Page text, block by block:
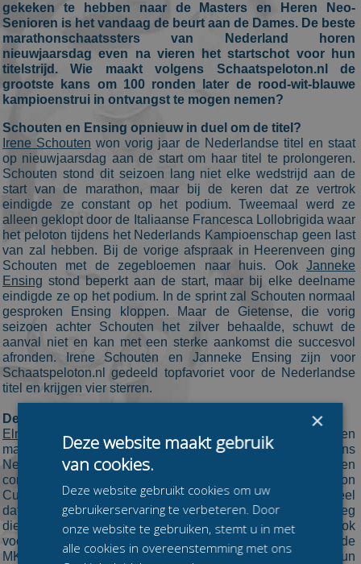
gekeken te hebben naar de Masters en Heren Neo-
Senioren is het vandaag de beurt aan de Dames. De beste
marathonschaatssters van Nederland horen
nieuwjaarsdag even na vieren het startschot voor hun
titelstrijd. Wie maakt volgens Schaatspeloton.nl de
grootste kans om 100 ronden later de rood-wit-blauwe
kampioenstrui in ontvangst te mogen nemen?
Schouten en Ensing opnieuw in duel om de titel?
Irene Schouten won vorig jaar de Nederlandse titel en staat
op nieuwjaarsdag aan de start om haar titel te prolongeren.
Schouten stond dit seizoen lang niet elke wedstrijd aan de
start van de marathon, maar bij de keren dat ze vertrok
eindigde ze constant op het podium. Tweemaal werd ze
alleen geklopt door de Italiaanse Francesca Lollobrigida waar
het peloton tijdens het Nederlands Kampioenschap geen last
van zal hebben. Bij de vorige afspraak in Heerenveen ging
Schouten met de zegebloemen naar huis. Ook Janneke
Ensing stond beperkt aan de start, maar bij elke deelname
eindigde ze op het podium. In de sprint zal Schouten normaal
gesproken Ensing kloppen. Maar de Gietense, die vorig
seizoen achter Schouten het zilver behaalde, schuwt de
aanval niet en kan met een sterke aankomst die succesvol
afronden. Irene Schouten en Janneke Ensing zijn voor
Schaatspeloton.nl gedeeld topfavoriet voor de Nederlandse
titel en krijgen vier sterren.
De schaduwfavorieten
Elma de Vries
is de derde Nederlandse die dit seizoen een
marathon en was nu alweer tien jaar geleden al eens
Nederlandse Kampioen. De 33-jarige Meppelse rijdt een
constant seizoen wat haar ook de leiding in de KPN Marathon
Cup oplevert. Voor De Vries is het bovendien een voordeel
dat zij onderdeel is van de sterke Palet Schilderwerken-ploeg
die de wedstrijd naar hun hand kunnen zetten. Dit geldt ook
voor twee andere schaduwfavorieten, al missen de
MKBasics.nl-dames bij het nationale kampioenschap hun
×
Deze website maakt gebruik
van cookies.
Deze website gebruikt cookies om uw
gebruikerservaring te verbeteren. Door
onze website te gebruiken, stemt u in met
alle cookies in overeenstemming met ons